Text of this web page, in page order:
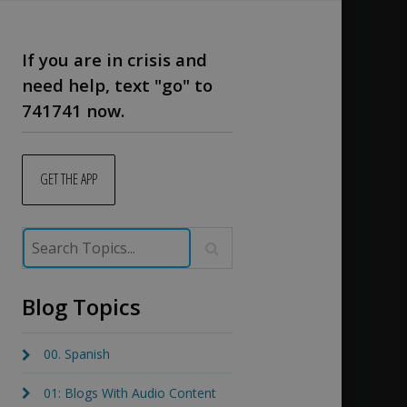
If you are in crisis and
need help, text "go" to
741741 now.
GET THE APP
Blog Topics
00. Spanish
01: Blogs With Audio Content